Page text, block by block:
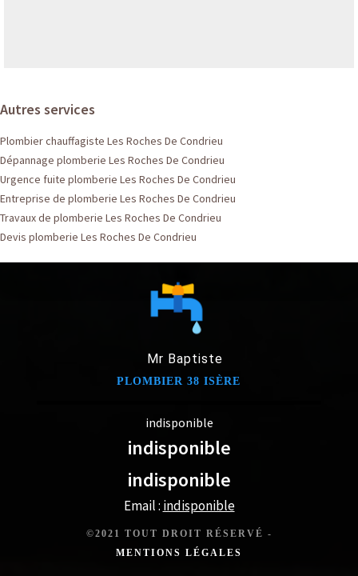
Autres services
Plombier chauffagiste Les Roches De Condrieu
Dépannage plomberie Les Roches De Condrieu
Urgence fuite plomberie Les Roches De Condrieu
Entreprise de plomberie Les Roches De Condrieu
Travaux de plomberie Les Roches De Condrieu
Devis plomberie Les Roches De Condrieu
Mr Baptiste
PLOMBIER 38 ISÈRE
indisponible
indisponible
indisponible
Email : indisponible
©2021 TOUT DROIT RÉSERVÉ -
MENTIONS LÉGALES